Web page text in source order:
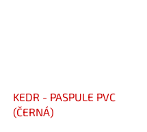
KEDR - PASPULE PVC
(ČERNÁ)